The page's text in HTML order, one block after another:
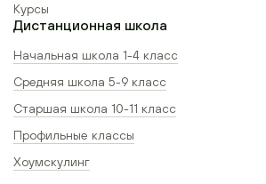
Курсы
Дистанционная школа
Начальная школа 1-4 класс
Средняя школа 5-9 класс
Старшая школа 10-11 класс
Профильные классы
Хоумскулинг